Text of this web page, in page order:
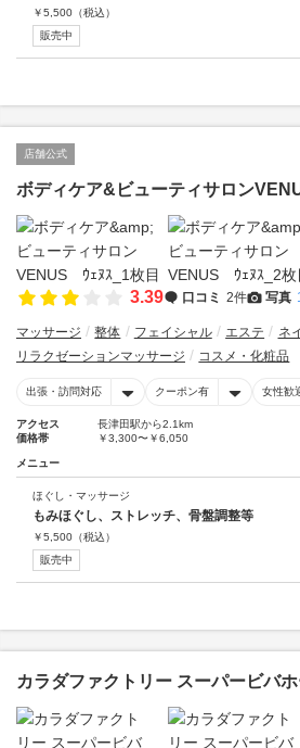
￥5,500 （税込）
販売中
店舗公式
ボディケア&ビューティサロン
3.39 口コミ 2件 写真
マッサージ 整体 フェイシャル エステ
ネ
リラクゼーションマッサージ
コスメ・化粧品
出張・訪問対応 クーポン有 女性歓
アクセス
長津田駅から2.1km
価格帯
￥3,300〜￥6,050
メニュー
ほぐし・マッサージ
もみほぐし、ストレッチ、骨盤調整等
￥5,500 （税込）
販売中
カラダファクトリー スーパービバ